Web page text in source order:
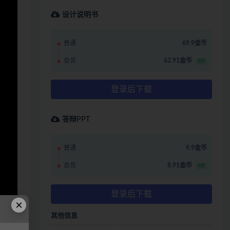
设计说明书
普通 69.9金币
会员 62.91金币 9折
登录后下载
答辩PPT
普通 9.9金币
会员 8.91金币 9折
登录后下载
其他信息
×